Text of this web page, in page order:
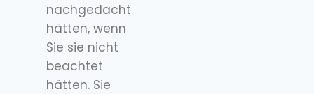
nachgedacht
hätten, wenn
Sie sie nicht
beachtet
hätten. Sie